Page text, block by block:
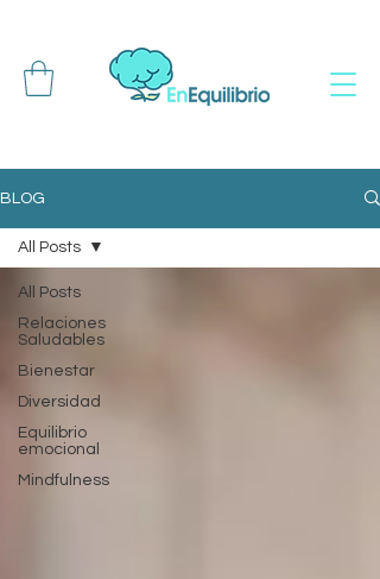
BLOG
All Posts
Relaciones
Saludables
Bienestar
Diversidad
Equilibrio
emocional
Mindfulness
All Posts